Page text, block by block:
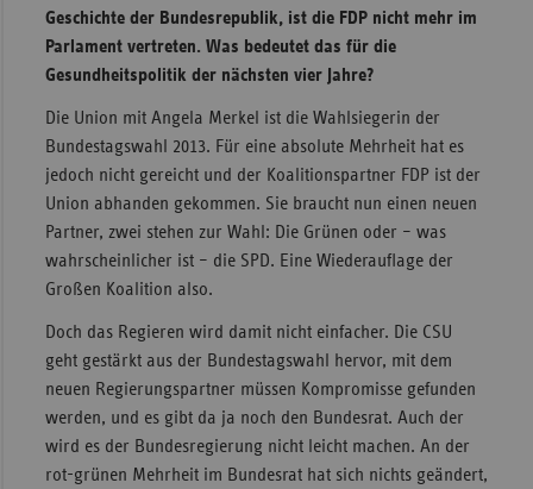
Geschichte der Bundesrepublik, ist die FDP nicht mehr im
Parlament vertreten. Was bedeutet das für die
Gesundheitspolitik der nächsten vier Jahre?
Die Union mit Angela Merkel ist die Wahlsiegerin der
Bundestagswahl 2013. Für eine absolute Mehrheit hat es
jedoch nicht gereicht und der Koalitionspartner FDP ist der
Union abhanden gekommen. Sie braucht nun einen neuen
Partner, zwei stehen zur Wahl: Die Grünen oder – was
wahrscheinlicher ist – die SPD. Eine Wiederauflage der
Großen Koalition also.
Doch das Regieren wird damit nicht einfacher. Die CSU
geht gestärkt aus der Bundestagswahl hervor, mit dem
neuen Regierungspartner müssen Kompromisse gefunden
werden, und es gibt da ja noch den Bundesrat. Auch der
wird es der Bundesregierung nicht leicht machen. An der
rot-grünen Mehrheit im Bundesrat hat sich nichts geändert,